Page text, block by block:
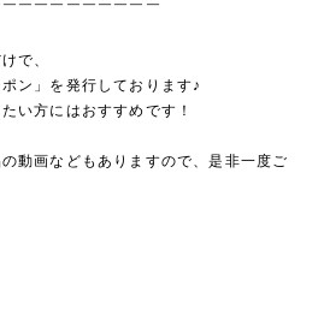
￣￣￣￣￣￣￣￣￣
で、
ン」を発行しております♪
い方にはおすすめです！
動画などもありますので、是非一度ご